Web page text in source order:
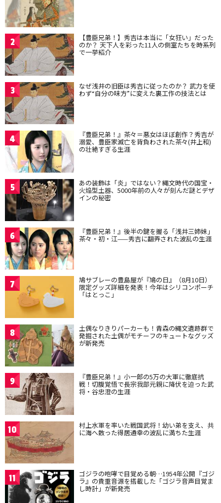
2 【豊臣兄弟！】秀吉は本当に「女狂い」だった
のか？ 天下人を彩った11人の側室たちを時系列
で一挙紹介
3 なぜ浅井の旧臣は秀吉に従ったのか？ 武力を使
わず“自分の味方”に変えた裏工作の技法とは
4 『豊臣兄弟！』茶々＝悪女はほぼ創作？秀吉が
溺愛、豊臣家滅亡を背負わされた茶々(井上和)
の壮絶すぎる生涯
5 あの装飾は「炎」ではない？縄文時代の国宝・
火焔型土器、5000年前の人々が刻んだ謎とデザ
インの秘密
6 『豊臣兄弟！』後半の鍵を握る「浅井三姉妹」
茶々・初・江——秀吉に翻弄された波乱の生涯
7 鳩サブレーの豊島屋が『鳩の日』（8月10日）
限定グッズ詳細を発表！今年はシリコンポーチ
「はとっこ」
8 土偶なりきりパーカーも！青森の縄文遺跡群で
発掘された土偶がモチーフのキュートなグッズ
が新発売
9 『豊臣兄弟！』小一郎の5万の大軍に徹底抗
戦！切腹覚悟で長宗我部元親に降伏を迫った武
将・谷忠澄の生涯
10 村上水軍を率いた戦国武将！幼い弟を支え、共
に海へ散った得居通幸の波乱に満ちた生涯
11 ゴジラの咆哮で目覚める朝…1954年公開『ゴジ
ラ』の貴重音源を搭載した「ゴジラ音声目覚ま
し時計」が新発売